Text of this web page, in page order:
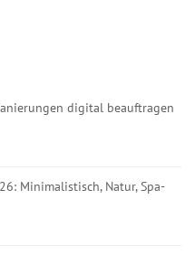
digital beauftragen
Minimalistisch, Natur, Spa-